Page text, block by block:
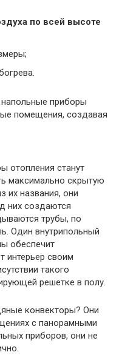
по всей высоте
приборы
помещения, создавая
отопления станут
максимально скрытую
их названия, они
них создаются
трубы, по
Один внутрипольный
обеспечит
интерьер своим
такого
решетке в полу.
конвекторы? Они
с панорамными
приборов, они не